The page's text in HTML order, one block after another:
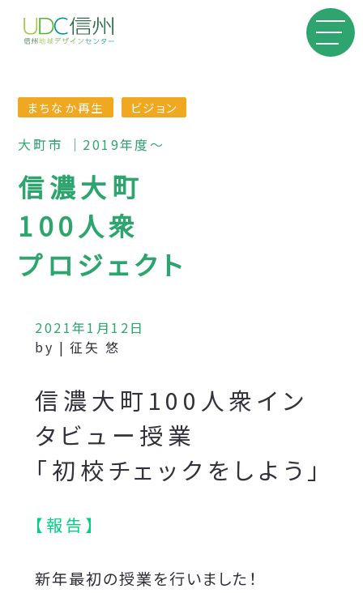
まちなか再生 ビジョン
大町市 ｜2019年度〜
信濃大町
100人衆
プロジェクト
2021年1月12日
by | 征矢 悠
信濃大町100人衆イン
タビュー授業
「初校チェックをしよう」
【報告】
新年最初の授業を行いました！